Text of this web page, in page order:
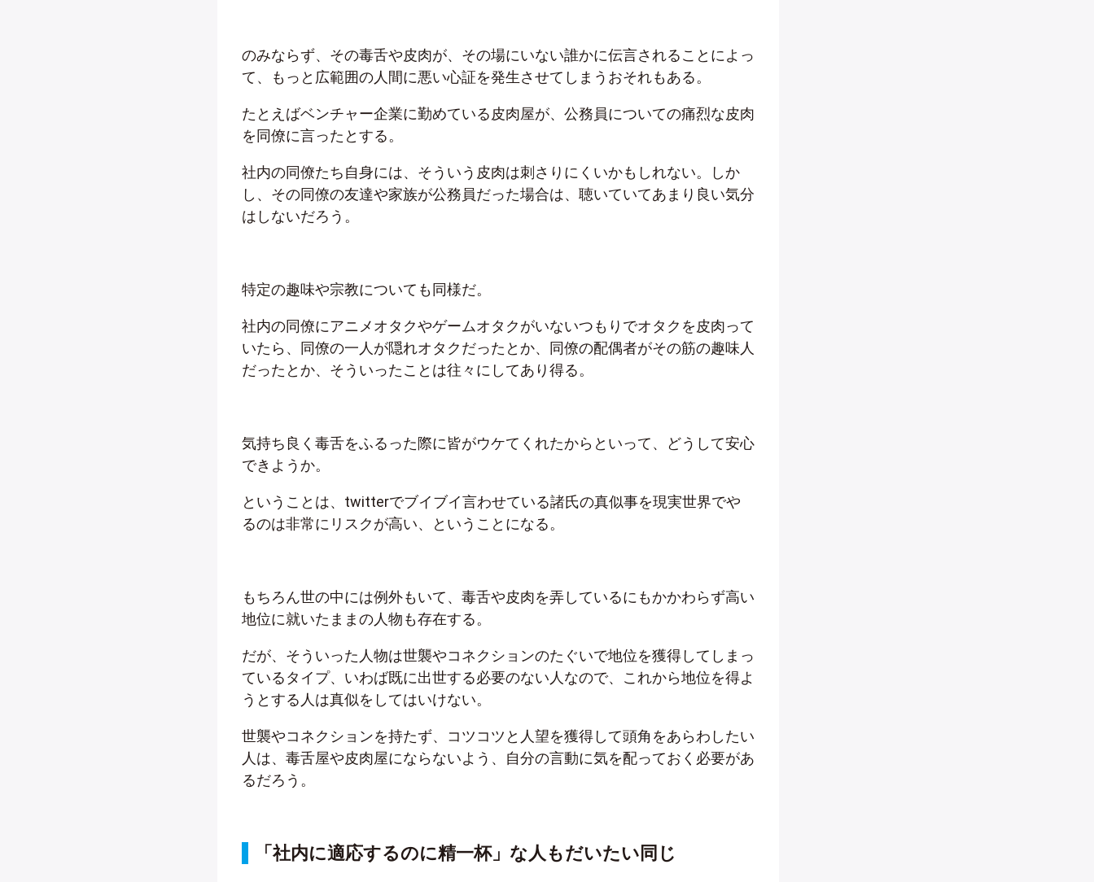
のみならず、その毒舌や皮肉が、その場にいない誰かに伝言されることによっ
て、もっと広範囲の人間に悪い心証を発生させてしまうおそれもある。
たとえばベンチャー企業に勤めている皮肉屋が、公務員についての痛烈な皮肉
を同僚に言ったとする。
社内の同僚たち自身には、そういう皮肉は刺さりにくいかもしれない。しか
し、その同僚の友達や家族が公務員だった場合は、聴いていてあまり良い気分
はしないだろう。
特定の趣味や宗教についても同様だ。
社内の同僚にアニメオタクやゲームオタクがいないつもりでオタクを皮肉って
いたら、同僚の一人が隠れオタクだったとか、同僚の配偶者がその筋の趣味人
だったとか、そういったことは往々にしてあり得る。
気持ち良く毒舌をふるった際に皆がウケてくれたからといって、どうして安心
できようか。
ということは、twitterでブイブイ言わせている諸氏の真似事を現実世界でや
るのは非常にリスクが高い、ということになる。
もちろん世の中には例外もいて、毒舌や皮肉を弄しているにもかかわらず高い
地位に就いたままの人物も存在する。
だが、そういった人物は世襲やコネクションのたぐいで地位を獲得してしまっ
ているタイプ、いわば既に出世する必要のない人なので、これから地位を得よ
うとする人は真似をしてはいけない。
世襲やコネクションを持たず、コツコツと人望を獲得して頭角をあらわしたい
人は、毒舌屋や皮肉屋にならないよう、自分の言動に気を配っておく必要があ
るだろう。
「社内に適応するのに精一杯」な人もだいたい同じ